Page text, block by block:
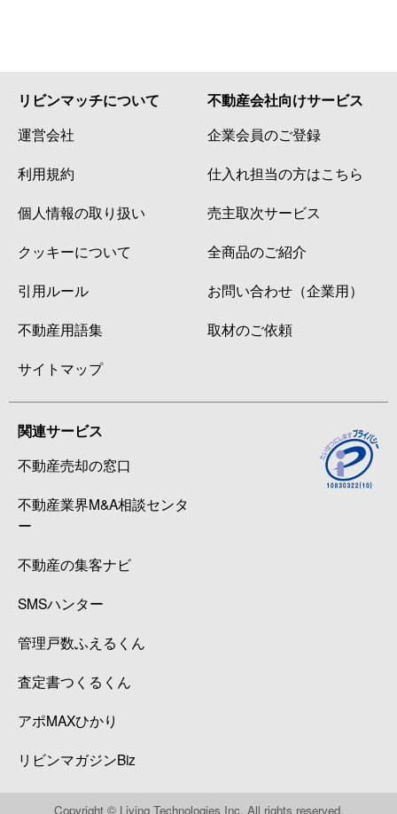
リビンマッチについて
運営会社
利用規約
個人情報の取り扱い
クッキーについて
引用ルール
不動産用語集
サイトマップ
不動産会社向けサービス
企業会員のご登録
仕入れ担当の方はこちら
売主取次サービス
全商品のご紹介
お問い合わせ（企業用）
取材のご依頼
関連サービス
不動産売却の窓口
不動産業界M&A相談センタ
ー
不動産の集客ナビ
SMSハンター
管理戸数ふえるくん
査定書つくるくん
アポMAXひかり
リビンマガジンBiz
Copyright © Living Technologies Inc. All rights reserved.